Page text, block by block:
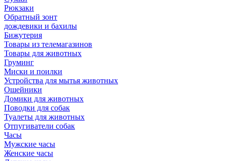
Рюкзаки
Обратный зонт
дождевики и бахилы
Бижутерия
Товары из телемагазинов
Товары для животных
Груминг
Миски и поилки
Устройства для мытья животных
Ошейники
Домики для животных
Поводки для собак
Туалеты для животных
Отпугиватели собак
Часы
Мужские часы
Женские часы